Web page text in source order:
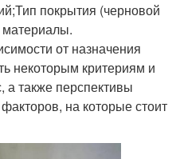
покрытия (черновой
от назначения
некоторым критериям и
а также перспективы
на которые стоит